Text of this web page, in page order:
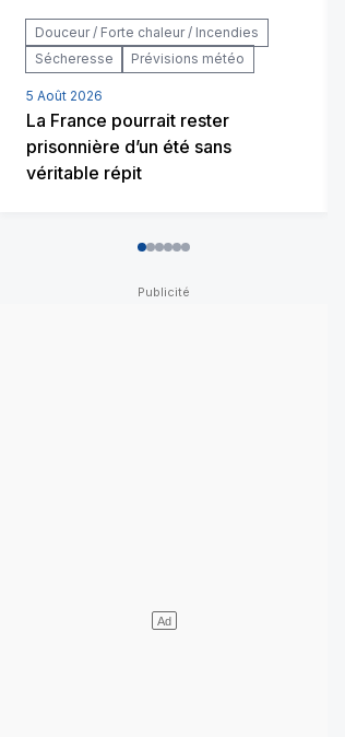
Douceur / Forte chaleur / Incendies
Sécheresse
Prévisions météo
5 Août 2026
La France pourrait rester
prisonnière d’un été sans
véritable répit
012345